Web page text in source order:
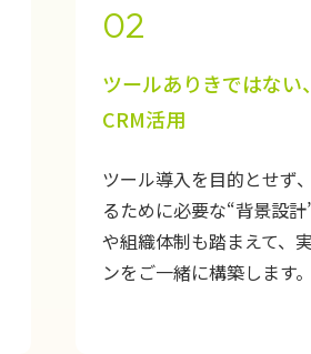
02
ツールありきではない
CRM活用
ツール導入を目的とせず
るために必要な“背景設
や組織体制も踏まえて、
ンをご一緒に構築します。